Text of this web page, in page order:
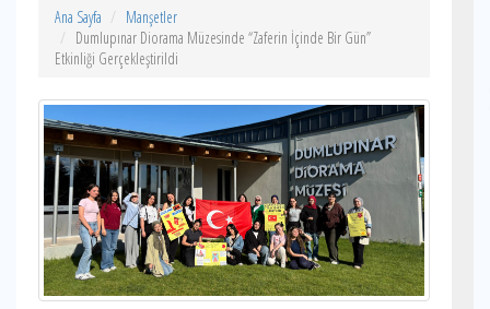
Ana Sayfa
Manşetler
Dumlupınar Diorama Müzesinde “Zaferin İçinde Bir Gün”
Etkinliği Gerçekleştirildi